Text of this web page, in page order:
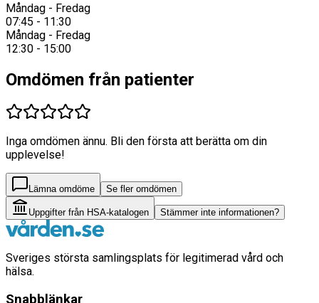
Måndag - Fredag
07:45 - 11:30
Måndag - Fredag
12:30 - 15:00
Omdömen från patienter
Inga omdömen ännu. Bli den första att berätta om din
upplevelse!
Lämna omdöme Se fler omdömen
Uppgifter från HSA-katalogen Stämmer inte informationen?
Sveriges största samlingsplats för legitimerad vård och
hälsa.
Snabblänkar